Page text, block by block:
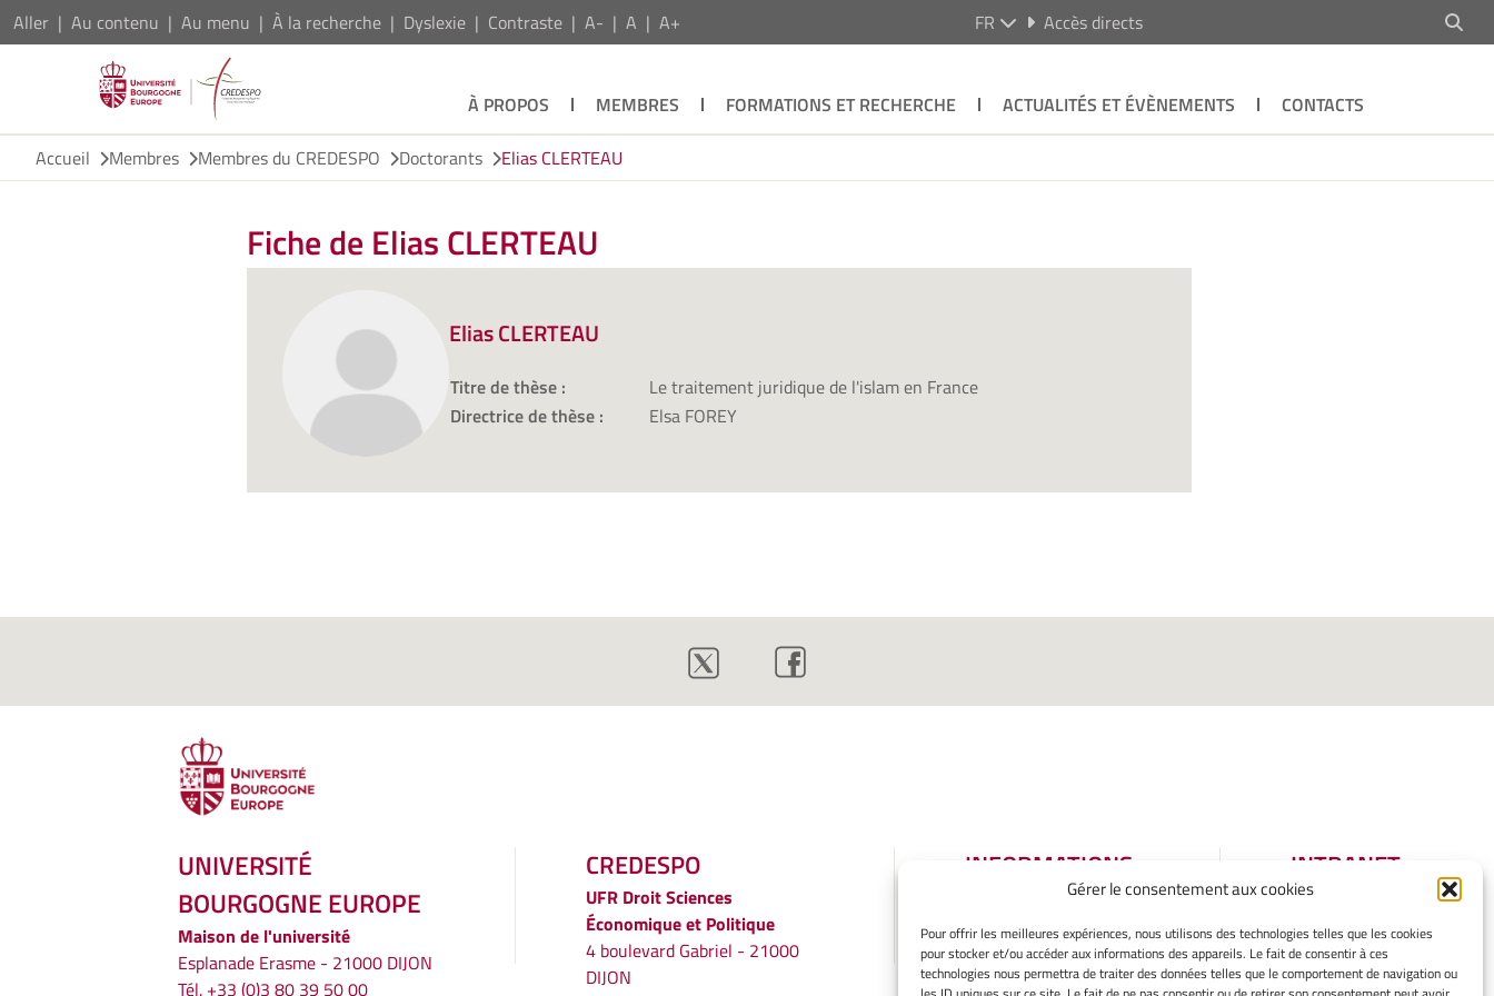
Gérer le consentement aux cookies
Pour offrir les meilleures expériences, nous utilisons des technologies telles que les cookies
pour stocker et/ou accéder aux informations des appareils. Le fait de consentir à ces
technologies nous permettra de traiter des données telles que le comportement de navigation ou
Aller Au contenu Au menu À la recherche Dyslexie Contraste A- A A+ FR Accès directs
À PROPOS MEMBRES FORMATIONS ET RECHERCHE ACTUALITÉS ET ÉVÈNEMENTS
CONTACTS
Accueil
Membres Membres du CREDESPO Doctorants Elias CLERTEAU
Fiche de Elias CLERTEAU
Elias CLERTEAU
Titre de thèse :
Le traitement juridique de l'islam en France
Directrice de thèse :
Elsa FOREY
UNIVERSITÉ
BOURGOGNE EUROPE
Maison de l'université
Esplanade Erasme - 21000 DIJON
Tél. +33 (0)3 80 39 50 00
CREDESPO
UFR Droit Sciences
Économique et Politique
4 boulevard Gabriel - 21000
DIJON
INFORMATIONS
Mentions légales
Gérer mes cookies
Politique de cookies
INTRANET